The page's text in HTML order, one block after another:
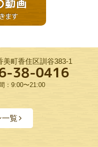
美町香住区訓谷383-1
：9:00〜21:00
一覧